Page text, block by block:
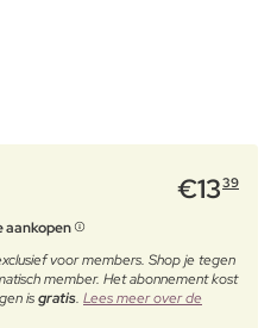
€1339
aankopen
voor members. Shop je tegen
member. Het abonnement kost
isgratis. Lees meer over de